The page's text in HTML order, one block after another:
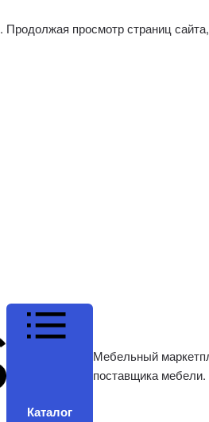
просмотр страниц
Каталог
Мебельный
поставщика мебели.